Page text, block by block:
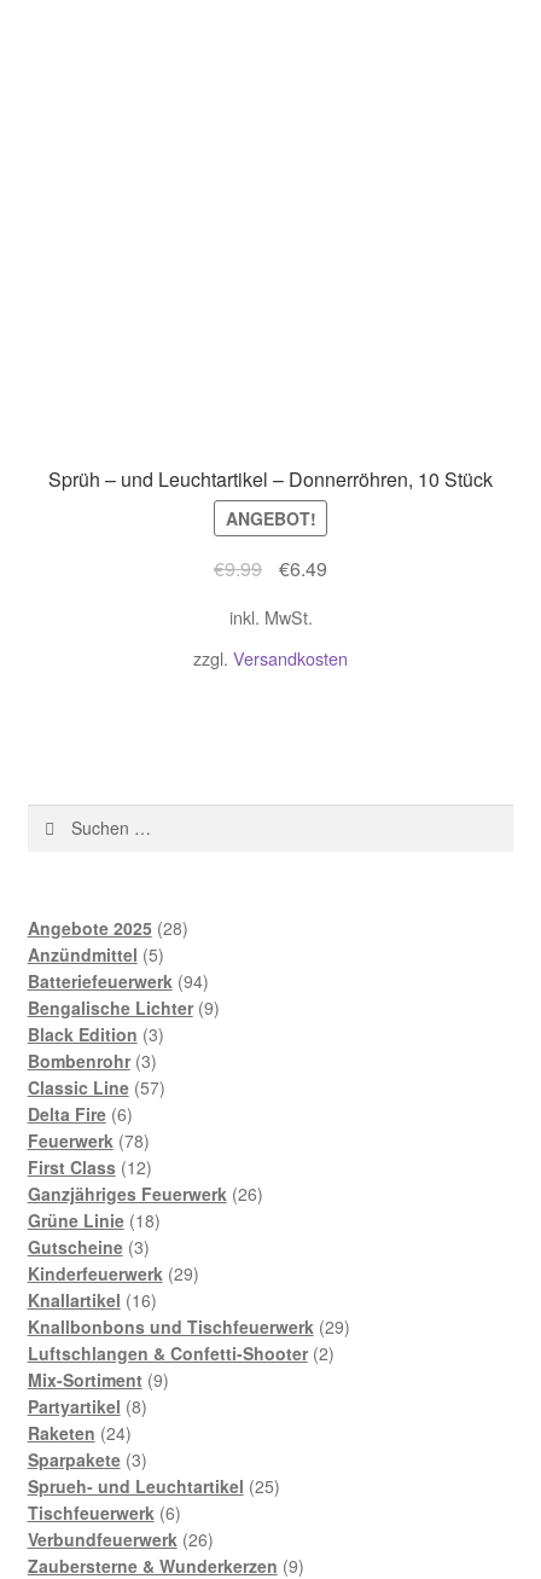
Sprüh – und Leuchtartikel – Donnerröhren, 10 Stück
ANGEBOT!
€9.99
Ursprünglicher
war:
€9.99
€6.49Aktueller
€6.49.
inkl. MwSt.
zzgl. Versandkosten
Suchen
nach:
Angebote 2025 2828
Anzündmittel 55
Produkte
Batteriefeuerwerk 9494
Produkte
Bengalische Lichter 99
Black Edition 33
Bombenrohr 33
Produkte
Classic Line 5757
Delta Fire 66
Produkte
Feuerwerk 7878
Produkte
First Class 1212
Produkte
Ganzjähriges Feuerwerk 2626
Grüne Linie 1818
Gutscheine 33
Produkte
Kinderfeuerwerk 2929
Knallartikel 1616
Produkte
Knallbonbons und Tischfeuerwerk 2929
Luftschlangen & Confetti-Shooter 22
Mix-Sortiment 99
Partyartikel 88
Raketen 2424
Produkte
Sparpakete 33
Produkte
Sprueh- und Leuchtartikel 2525
Tischfeuerwerk 66
Produkte
Verbundfeuerwerk 2626
Produkte
Zaubersterne & Wunderkerzen 99